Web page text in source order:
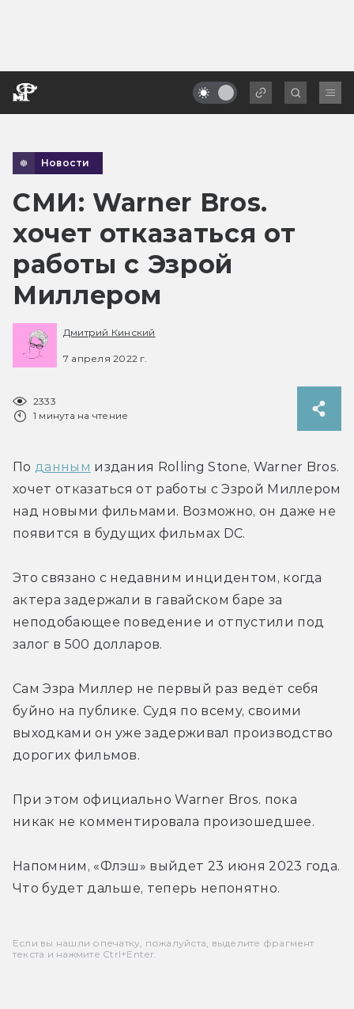
Новости
СМИ: Warner Bros.
хочет отказаться от
работы с Эзрой
Миллером
Дмитрий Кинский
7 апреля 2022 г.
2333
1 минута на чтение
По данным издания Rolling Stone, Warner Bros.
хочет отказаться от работы с Эзрой Миллером
над новыми фильмами. Возможно, он даже не
появится в будущих фильмах DC.
Это связано с недавним инцидентом, когда
актера задержали в гавайском баре за
неподобающее поведение и отпустили под
залог в 500 долларов.
Сам Эзра Миллер не первый раз ведёт себя
буйно на публике. Судя по всему, своими
выходками он уже задерживал производство
дорогих фильмов.
При этом официально Warner Bros. пока
никак не комментировала произошедшее.
Напомним, «Флэш» выйдет 23 июня 2023 года.
Что будет дальше, теперь непонятно.
Если вы нашли опечатку, пожалуйста, выделите фрагмент
текста и нажмите Ctrl+Enter.